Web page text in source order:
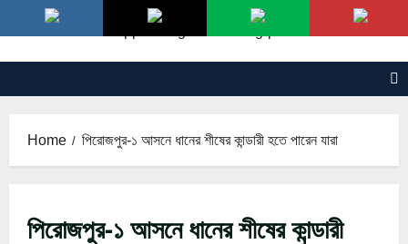
to
content
Home পিরোজপুর-১ আসনে ধানের শীষের কান্ডারী হতে পারেন যারা
পিরোজপুর-১ আসনে ধানের শীষের কান্ডারী